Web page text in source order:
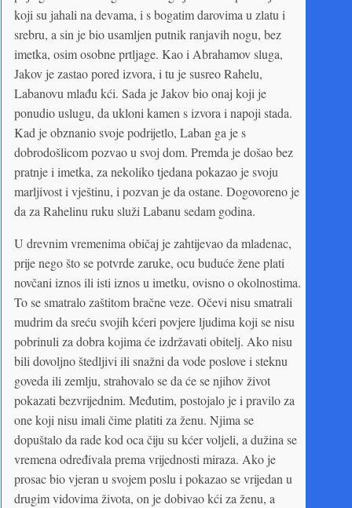
koji su jahali na devama, i s bogatim darovima u zlatu i
srebru, a sin je bio usamljen putnik ranjavih nogu, bez
imetka, osim osobne prtljage. Kao i Abrahamov sluga,
Jakov je zastao pored izvora, i tu je susreo Rahelu,
Labanovu mlađu kći. Sada je Jakov bio onaj koji je
ponudio uslugu, da ukloni kamen s izvora i napoji stada.
Kad je obznanio svoje podrijetlo, Laban ga je s
dobrodošlicom pozvao u svoj dom. Premda je došao bez
pratnje i imetka, za nekoliko tjedana pokazao je svoju
marljivost i vještinu, i pozvan je da ostane. Dogovoreno je
da za Rahelinu ruku služi Labanu sedam godina.
U drevnim vremenima običaj je zahtijevao da mladenac,
prije nego što se potvrde zaruke, ocu buduće žene plati
novčani iznos ili isti iznos u imetku, ovisno o okolnostima.
To se smatralo zaštitom bračne veze. Očevi nisu smatrali
mudrim da sreću svojih kćeri povjere ljudima koji se nisu
pobrinuli za dobra kojima će izdržavati obitelj. Ako nisu
bili dovoljno štedljivi ili snažni da vode poslove i steknu
goveda ili zemlju, strahovalo se da će se njihov život
pokazati bezvrijednim. Međutim, postojalo je i pravilo za
one koji nisu imali čime platiti za ženu. Njima se
dopuštalo da rade kod oca čiju su kćer voljeli, a dužina se
vremena određivala prema vrijednosti miraza. Ako je
prosac bio vjeran u svojem poslu i pokazao se vrijedan u
drugim vidovima života, on je dobivao kći za ženu, a